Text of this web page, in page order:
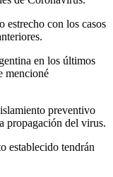
estrecho con los casos
en los últimos
mencioné
preventivo
propagación del virus.
establecido tendrán